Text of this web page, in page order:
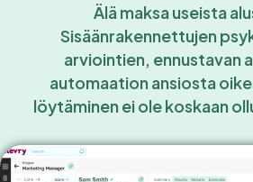
Älä maksa useista
Sisäänrakennettujen
arviointien, ennustavan
automaation ansiosta
löytäminen ei ole koskaan